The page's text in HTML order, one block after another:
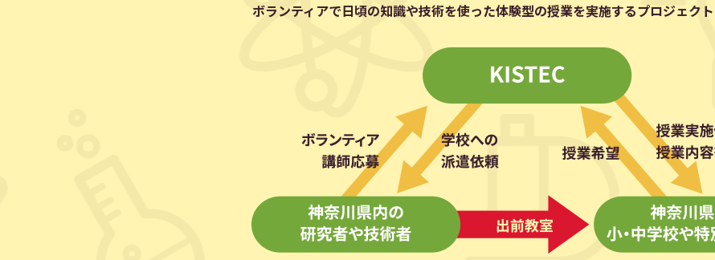
ボランティアで日頃の知識や技術を使った体験型の授業を実施するプロジェクト